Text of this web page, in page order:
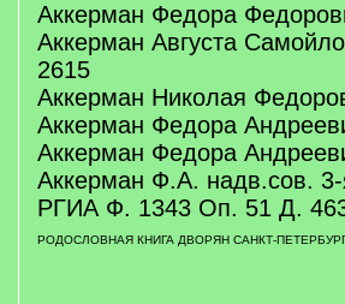
Аккерман Федора
Аккерман Августа
2615
Аккерман Николая
Аккерман Федора
Аккерман Федора
Аккерман Ф.А. надв.сов.
РГИА Ф. 1343 Оп. 51 Д.
РОДОСЛОВНАЯ КНИГА ДВОРЯН САНКТ-